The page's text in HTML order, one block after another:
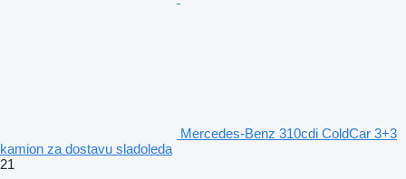
Mercedes-Benz 310cdi ColdCar 3+3
kamion za dostavu sladoleda
21